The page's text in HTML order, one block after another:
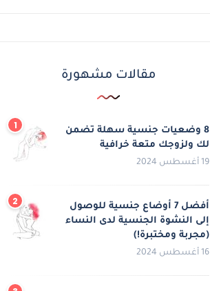
مقالات مشهورة
8 وضعيات جنسية سهلة تضمن
لك ولزوجك متعة خرافية
19 أغسطس 2024
أفضل 7 أوضاع جنسية للوصول
إلى النشوة الجنسية لدى النساء
(مجربة ومختبرة!)
16 أغسطس 2024